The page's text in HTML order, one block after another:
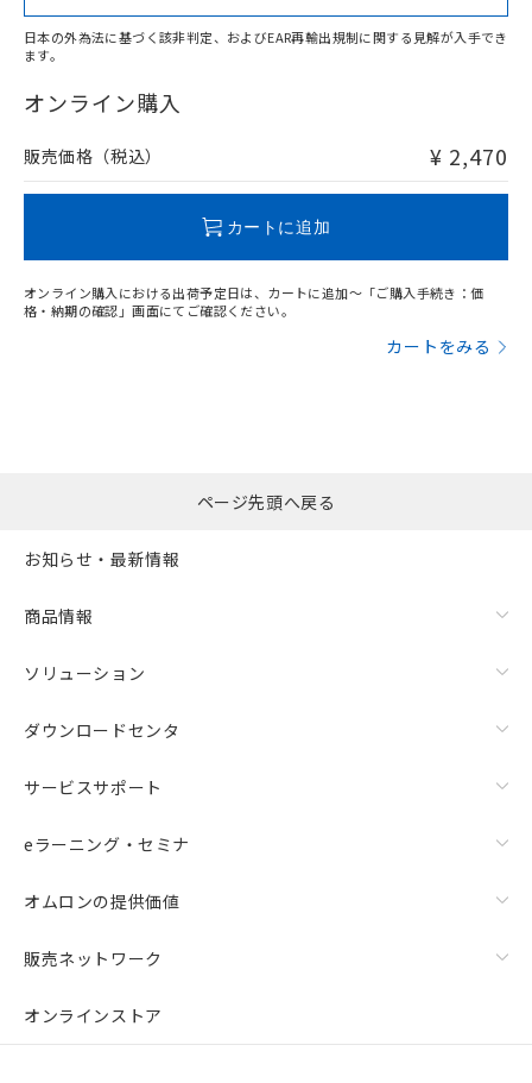
在庫等で未対応品が混在する可能性があります。
問い合わせください。
日本の外為法に基づく該非判定、およびEAR再輸出規制に関する見解が入手でき
ます。
オンライン購入
販売価格（税込） ¥ 2,470
カートに追加
オンライン購入における出荷予定日は、カートに追加～「ご購入手続き：価
格・納期の確認」画面にてご確認ください。
カートをみる
ページ先頭へ戻る
お知らせ・最新情報
商品情報
ソリューション
ダウンロードセンタ
サービスサポート
eラーニング・セミナ
オムロンの提供価値
販売ネットワーク
オンラインストア